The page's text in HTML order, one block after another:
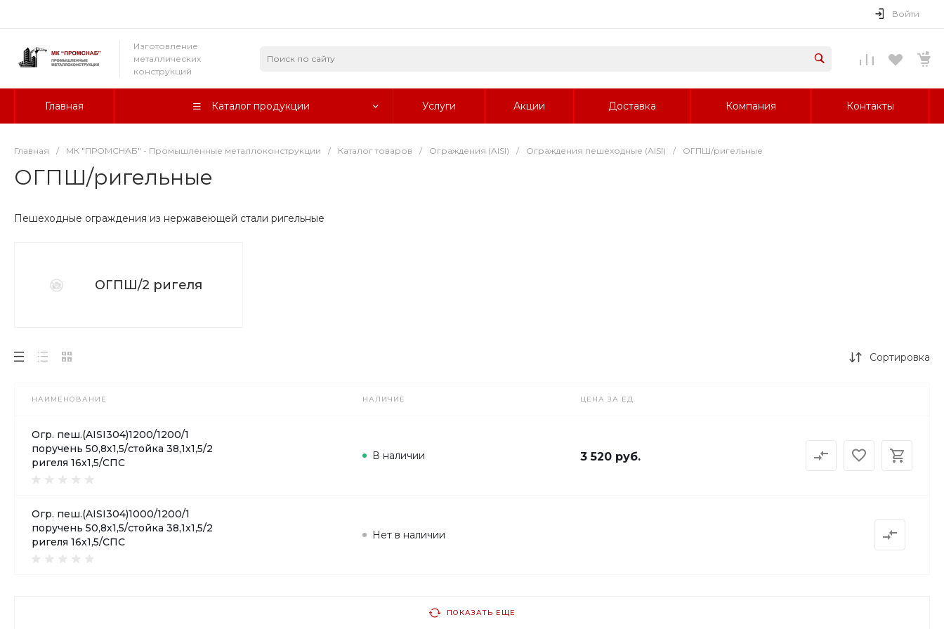
Войти
Изготовление
металлических
конструкций
Главная Каталог продукции Услуги Акции Доставка Компания Контакты
Главная / МК "ПРОМСНАБ" - Промышленные металлоконструкции / Каталог товаров / Ограждения (AISI) / Ограждения пешеходные (AISI) / ОГПШ/ригельные
ОГПШ/ригельные
Пешеходные ограждения из нержавеющей стали ригельные
ОГПШ/2 ригеля
Сортировка
НАИМЕНОВАНИЕ НАЛИЧИЕ ЦЕНА ЗА ЕД.
Огр. пеш.(AISI304)1200/1200/1
поручень 50,8х1,5/стойка 38,1х1,5/2
ригеля 16х1,5/СПС
В наличии 3 520 руб.
Огр. пеш.(AISI304)1000/1200/1
поручень 50,8х1,5/стойка 38,1х1,5/2
ригеля 16х1,5/СПС
Нет в наличии
ПОКАЗАТЬ ЕЩЕ